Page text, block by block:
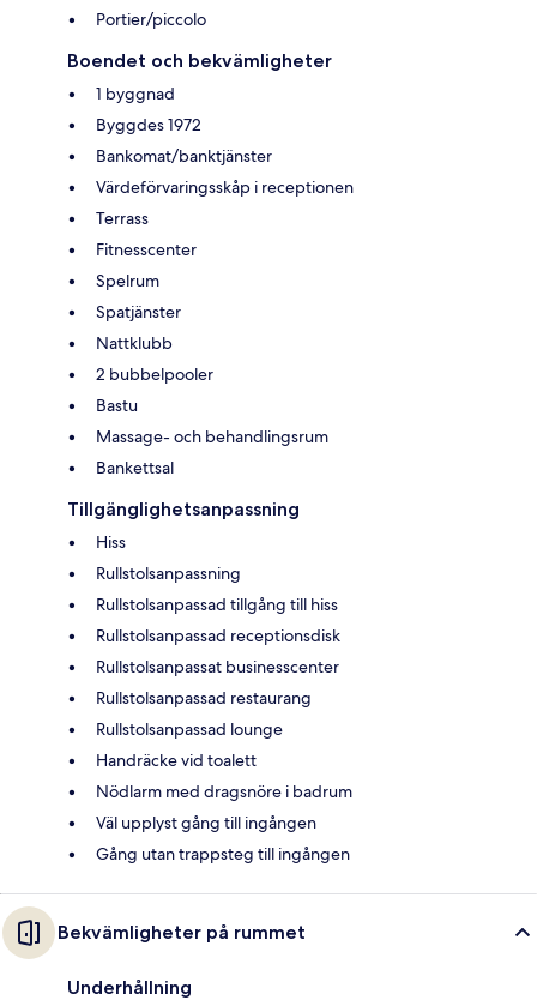
Portier/piccolo
Boendet och bekvämligheter
1 byggnad
Byggdes 1972
Bankomat/banktjänster
Värdeförvaringsskåp i receptionen
Terrass
Fitnesscenter
Spelrum
Spatjänster
Nattklubb
2 bubbelpooler
Bastu
Massage- och behandlingsrum
Bankettsal
Tillgänglighetsanpassning
Hiss
Rullstolsanpassning
Rullstolsanpassad tillgång till hiss
Rullstolsanpassad receptionsdisk
Rullstolsanpassat businesscenter
Rullstolsanpassad restaurang
Rullstolsanpassad lounge
Handräcke vid toalett
Nödlarm med dragsnöre i badrum
Väl upplyst gång till ingången
Gång utan trappsteg till ingången
Bekvämligheter på rummet
Underhållning